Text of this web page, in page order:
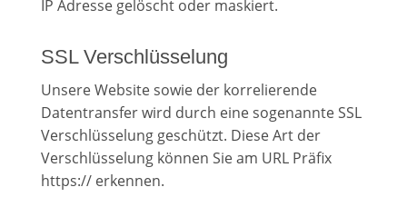
IP Adresse gelöscht oder maskiert.
SSL Verschlüsselung
Unsere Website sowie der korrelierende
Datentransfer wird durch eine sogenannte SSL
Verschlüsselung geschützt. Diese Art der
Verschlüsselung können Sie am URL Präfix
https:// erkennen.